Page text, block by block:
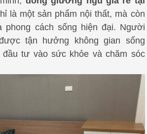
là một sản phẩm nội thất, mà còn
phong cách sống hiện đại. Người
tận hưởng không gian sống
đầu tư vào sức khỏe và chăm sóc